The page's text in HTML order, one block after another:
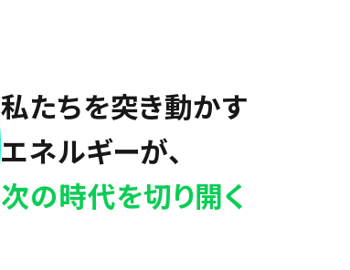
私たちを突き動かす
エネルギーが、
次の時代を切り開く